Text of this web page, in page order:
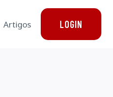
Artigos LOGIN